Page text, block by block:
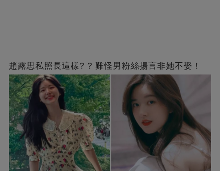
趙露思私照長這樣? ? 難怪男粉絲揚言非她不娶！